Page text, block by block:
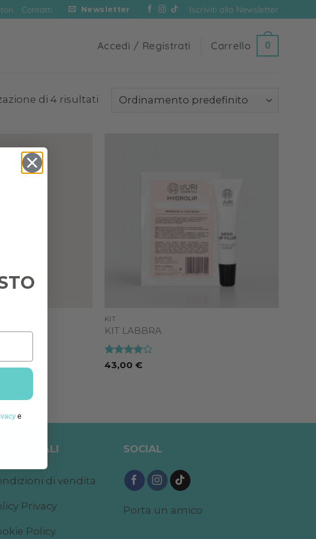
Contatti Newsletter Iscriviti alla Newsletter
Accedi / Registrati Carrello 0
di 4 risultati
KIT
KIT LABBRA
Valutato
43,00 €
LEGALI
di vendita
Privacy
Policy
SOCIAL
Porta un amico
e